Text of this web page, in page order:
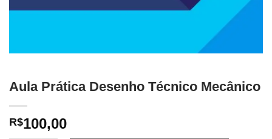
Aula Prática Desenho Técnico Mecânico
R$100,00